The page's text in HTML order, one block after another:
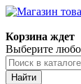
Корзина ждет
Выберите
Найти